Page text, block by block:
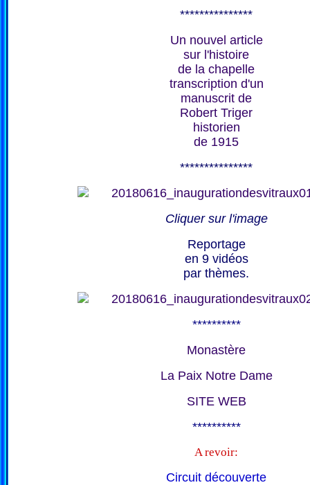
***************
Un nouvel article
sur l'histoire
de la chapelle
transcription d'un
manuscrit de
Robert Triger
historien
de 1915
***************
Cliquer sur l'image
Reportage
en 9 vidéos
par thèmes.
**********
Monastère
La Paix Notre Dame
SITE WEB
**********
A revoir:
Circuit découverte